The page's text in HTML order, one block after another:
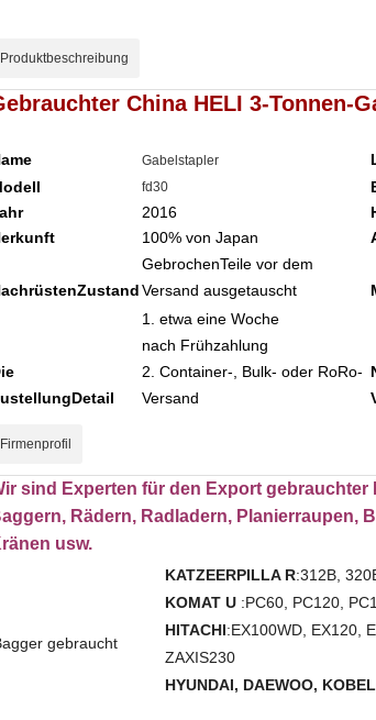
Produktbeschreibung
China HELI 3-Tonnen-
Gabelstapler
fd30
2016
100% von Japan
Zustand
GebrochenTeile vor dem
Versand ausgetauscht
Detail
1. etwa eine Woche
nach Frühzahlung
2. Container-, Bulk- oder RoRo-
Versand
Firmenprofil
sind Experten für den Export
Rädern, Radladern, Planierraupen,
usw.
gebraucht
KATZEERPILLA R:312B,
KOMAT U :PC60, PC120,
HITACHI:EX100WD, EX120,
ZAXIS230
HYUNDAI, DAEWOO, KOBEL